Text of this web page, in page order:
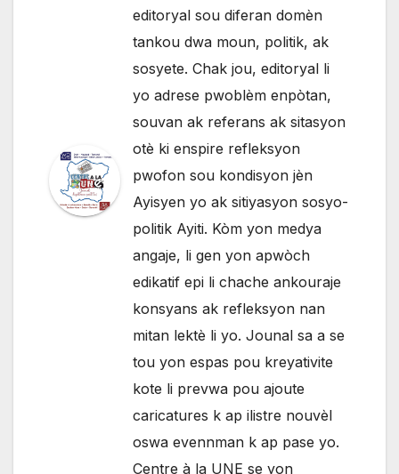
editoryal sou diferan domèn
tankou dwa moun, politik, ak
sosyete. Chak jou, editoryal li
yo adrese pwoblèm enpòtan,
souvan ak referans ak sitasyon
otè ki enspire refleksyon
pwofon sou kondisyon jèn
Ayisyen yo ak sitiyasyon sosyo-
politik Ayiti. Kòm yon medya
angaje, li gen yon apwòch
edikatif epi li chache ankouraje
konsyans ak refleksyon nan
mitan lektè li yo. Jounal sa a se
tou yon espas pou kreyativite
kote li prevwa pou ajoute
caricatures k ap ilistre nouvèl
oswa evennman k ap pase yo.
Centre à la UNE se yon